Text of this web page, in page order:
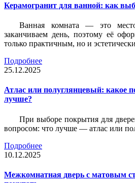
Керамогранит для ванной: как
Ванная комната — это
заканчиваем день, поэтому её
только практичным, но и
Подробнее
25.12.2025
Атлас или полуглянцевый: какое
лучше?
При выборе покрытия для
вопросом: что лучше — атлас или
Подробнее
10.12.2025
Межкомнатная дверь с матовым